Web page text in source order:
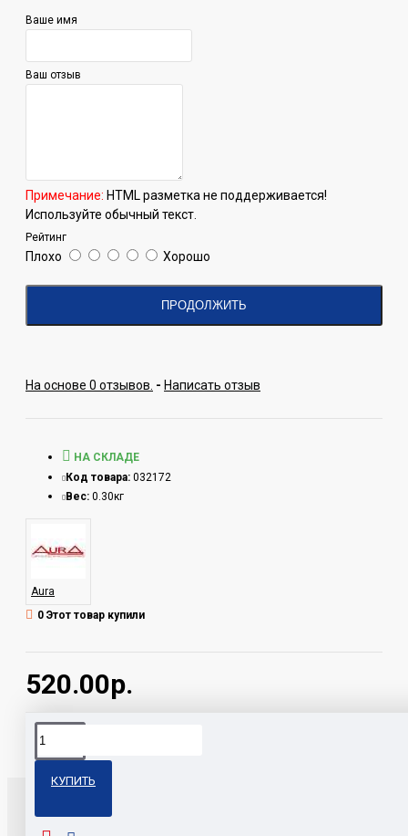
Ваше имя
Ваш отзыв
Примечание: HTML разметка не поддерживается!
Используйте обычный текст.
Рейтинг
Плохо Хорошо
ПРОДОЛЖИТЬ
На основе 0 отзывов. - Написать отзыв
520.00р.
НА СКЛАДЕ
Код товара: 032172
Вес: 0.30кг
Aura
0 Этот товар купили
КУПИТЬ
Теги: